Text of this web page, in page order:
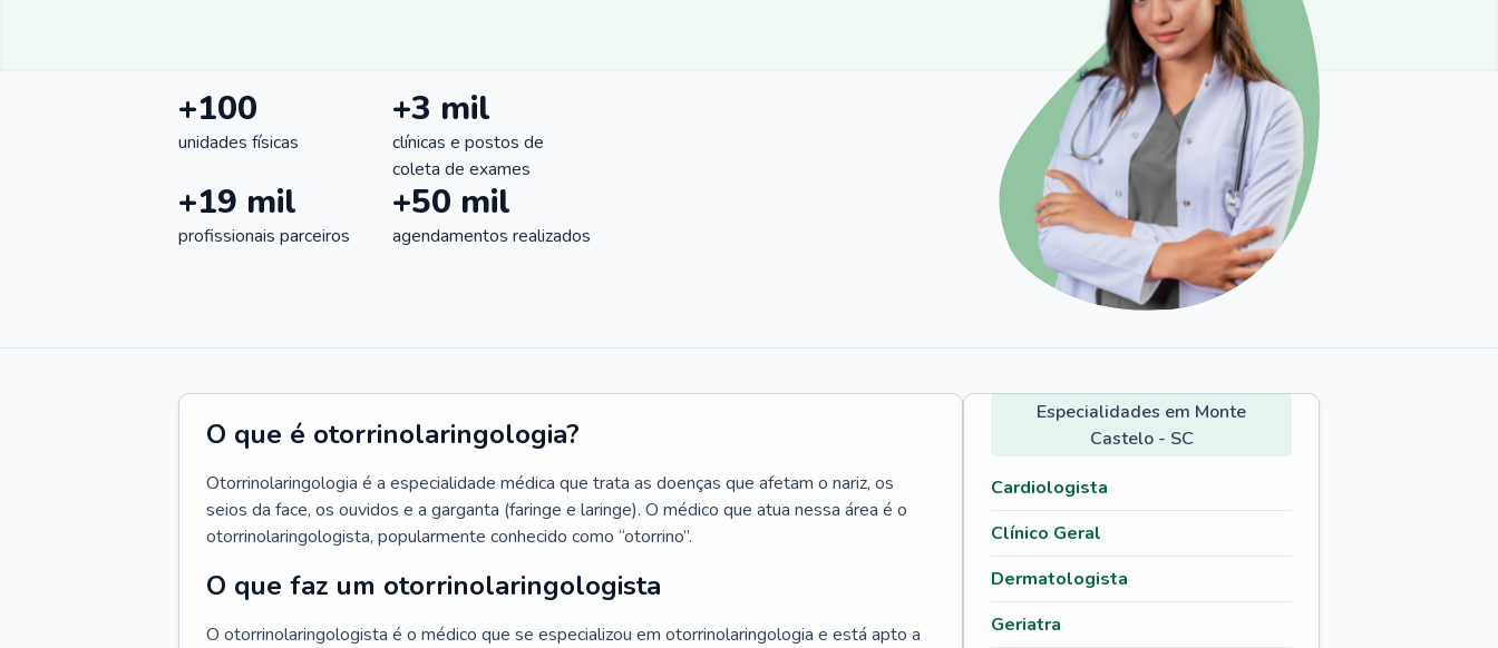
+100
unidades físicas
+3 mil
clínicas e postos de
coleta de exames
+19 mil
profissionais parceiros
+50 mil
agendamentos realizados
O que é otorrinolaringologia?
Otorrinolaringologia é a especialidade médica que trata as doenças que afetam o nariz, os
seios da face, os ouvidos e a garganta (faringe e laringe). O médico que atua nessa área é o
otorrinolaringologista, popularmente conhecido como “otorrino”.
O que faz um otorrinolaringologista
O otorrinolaringologista é o médico que se especializou em otorrinolaringologia e está apto a
Especialidades em Monte
Castelo - SC
Cardiologista
Clínico Geral
Dermatologista
Geriatra